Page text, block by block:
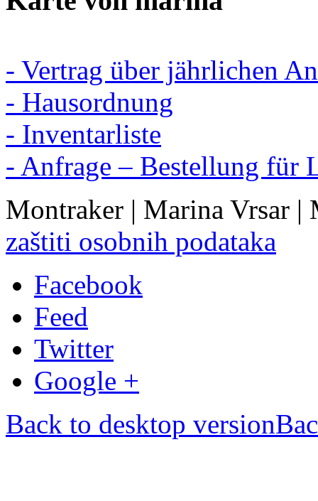
- Vertrag über jährlichen
- Hausordnung
- Inventarliste
- Anfrage – Bestellung für
Montraker | Marina Vrsar |
zaštiti osobnih podataka
Facebook
Feed
Twitter
Google +
Back to desktop version